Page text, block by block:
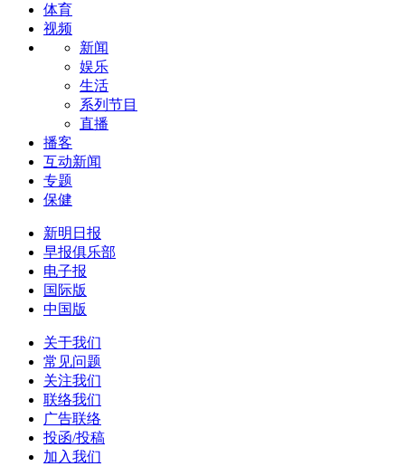
体育
视频
新闻
娱乐
生活
系列节目
直播
播客
互动新闻
专题
保健
新明日报
早报俱乐部
电子报
国际版
中国版
关于我们
常见问题
关注我们
联络我们
广告联络
投函/投稿
加入我们